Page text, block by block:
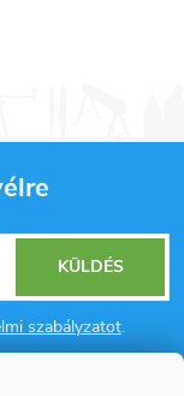
szabályzatot.
KÜLDÉS